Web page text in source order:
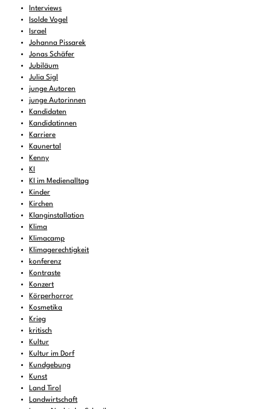
Interviews
Isolde Vogel
Israel
Johanna Pissarek
Jonas Schäfer
Jubiläum
Julia Sigl
junge Autoren
junge Autorinnen
Kandidaten
Kandidatinnen
Karriere
Kaunertal
Kenny
KI
KI im Medienalltag
Kinder
Kirchen
Klanginstallation
Klima
Klimacamp
Klimagerechtigkeit
konferenz
Kontraste
Konzert
Körperhorror
Kosmetika
Krieg
kritisch
Kultur
Kultur im Dorf
Kundgebung
Kunst
Land Tirol
Landwirtschaft